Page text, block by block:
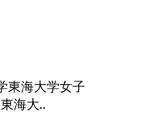
東海大学女子
海大..